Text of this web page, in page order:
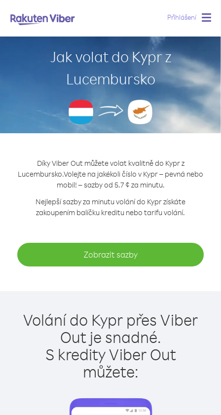
Přihlášení
Jak volat do Kypr z
Lucembursko
Díky Viber Out můžete volat kvalitně do Kypr z
Lucembursko.Volejte na jakékoli číslo v Kypr – pevná nebo
mobil! – sazby od 5.7 ¢ za minutu.
Nejlepší sazby za minutu volání do Kypr získáte
zakoupením balíčku kreditu nebo tarifu volání.
Zobrazit sazby
Volání do Kypr přes Viber
Out je snadné.
S kredity Viber Out
můžete: